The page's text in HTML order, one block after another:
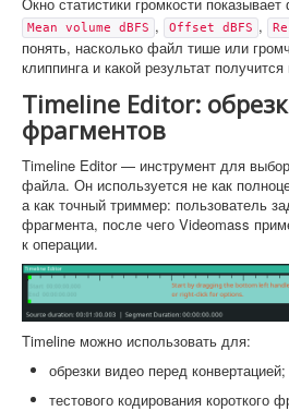
Mean volume dBFS , Offset dBFS ,
понять, насколько файл тише или
клиппинга и какой результат
Timeline Editor:
фрагментов
Timeline Editor — инструмент для
файла. Он используется не как
а как точный триммер: пользователь
фрагмента, после чего Videomass
к операции.
Timeline можно использовать для:
обрезки видео перед конвертацией;
тестового кодирования короткого